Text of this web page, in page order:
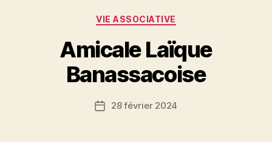
Catégories
VIE ASSOCIATIVE
Amicale Laïque
Banassacoise
Date28 février 2024